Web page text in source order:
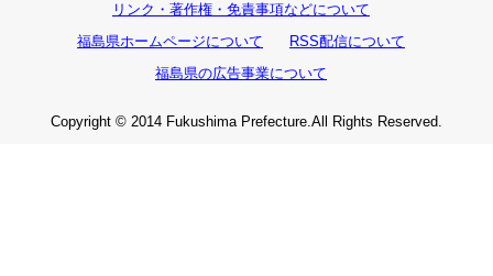
リンク・著作権・免責事項などについて
福島県ホームページについて
RSS配信について
福島県の広告事業について
Copyright © 2014 Fukushima Prefecture.All Rights Reserved.